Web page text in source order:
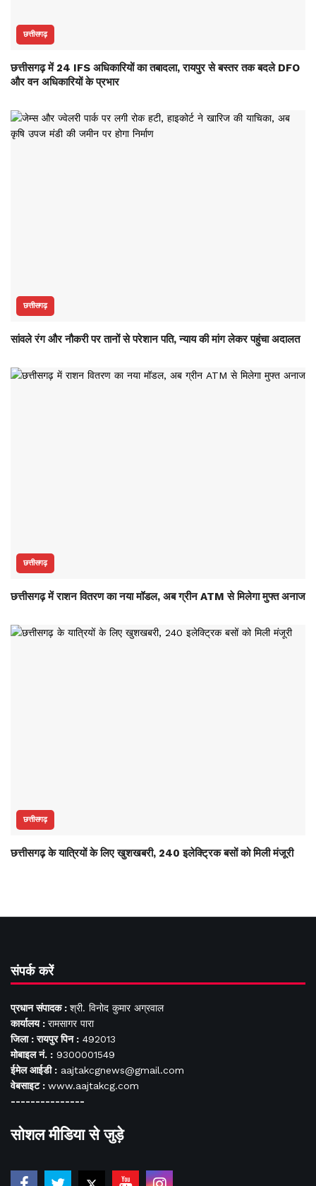
छत्तीसगढ़
छत्तीसगढ़ में 24 IFS अधिकारियों का तबादला, रायपुर से बस्तर तक बदले DFO
और वन अधिकारियों के प्रभार
छत्तीसगढ़
सांवले रंग और नौकरी पर तानों से परेशान पति, न्याय की मांग लेकर पहुंचा अदालत
छत्तीसगढ़
छत्तीसगढ़ में राशन वितरण का नया मॉडल, अब ग्रीन ATM से मिलेगा मुफ्त अनाज
छत्तीसगढ़
छत्तीसगढ़ के यात्रियों के लिए खुशखबरी, 240 इलेक्ट्रिक बसों को मिली मंजूरी
संपर्क करें
प्रधान संपादक : श्री. विनोद कुमार अग्रवाल
कार्यालय : रामसागर पारा
जिला : रायपुर पिन : 492013
मोबाइल नं. : 9300001549
ईमेल आईडी : aajtakcgnews@gmail.com
वेबसाइट : www.aajtakcg.com
---------------
सोशल मीडिया से जुड़े